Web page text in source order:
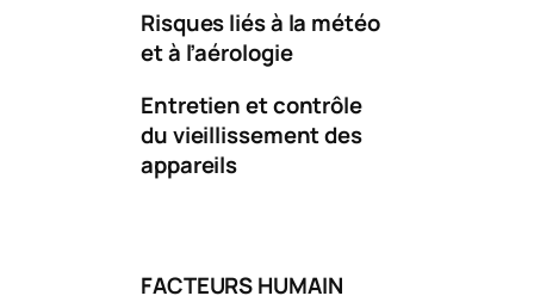
Risques liés à la météo
et à l’aérologie
Entretien et contrôle
du vieillissement des
appareils
FACTEURS HUMAIN